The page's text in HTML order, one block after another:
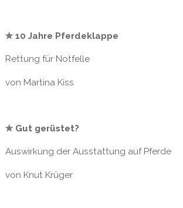
✮ 10 Jahre Pferdeklappe
Rettung für Notfelle
von Martina Kiss
✮ Gut gerüstet?
Auswirkung der Ausstattung auf Pferde
von Knut Krüger